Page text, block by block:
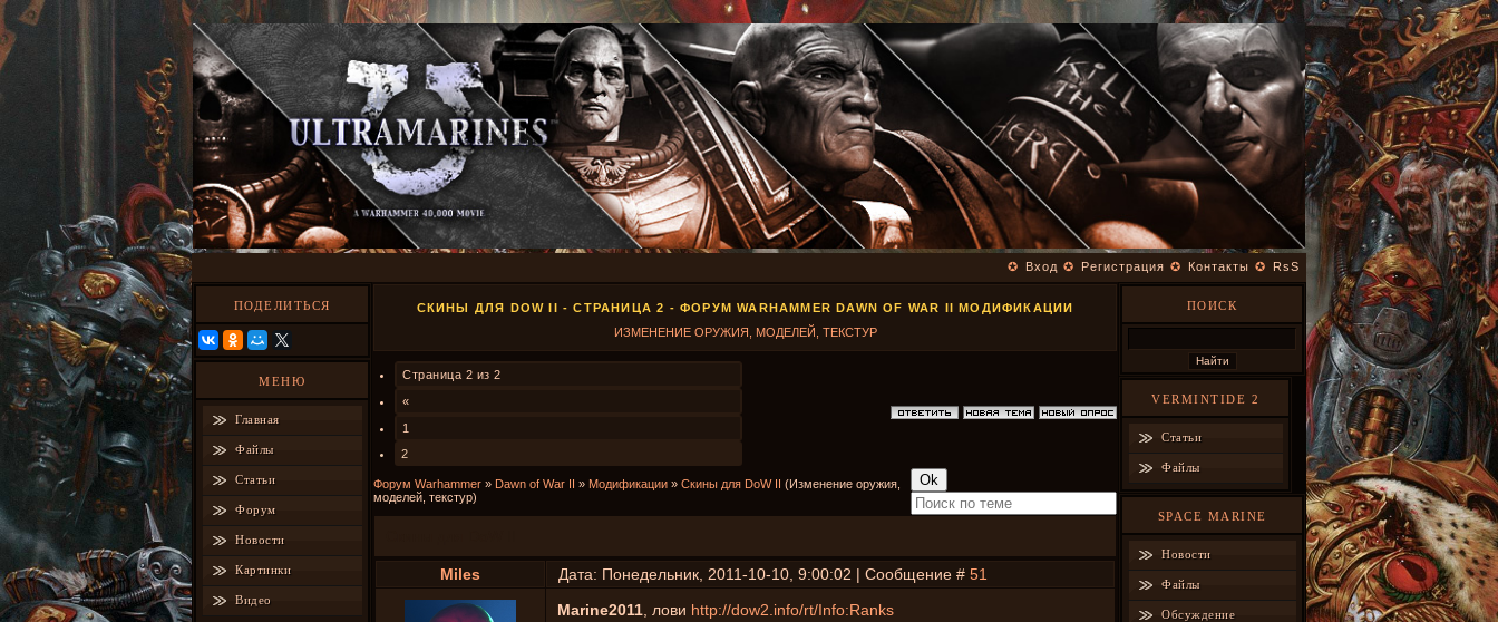
✪ Вход ✪ Регистрация ✪ Контакты ✪ RsS
ПОДЕЛИТЬСЯ
МЕНЮ
Главная
Файлы
Статьи
Форум
Новости
Картинки
Видео
СКИНЫ ДЛЯ DOW II - СТРАНИЦА 2 - ФОРУМ WARHAMMER DAWN OF WAR II МОДИФИКАЦИИ
ИЗМЕНЕНИЕ ОРУЖИЯ, МОДЕЛЕЙ, ТЕКСТУР
Страница 2 из 2
«
1
2
Форум Warhammer » Dawn of War II » Модификации » Скины для DoW II (Изменение оружия,
моделей, текстур)
Miles Дата: Понедельник, 2011-10-10, 9:00:02 | Сообщение # 51
Marine2011 , лови http://dow2.info/rt/Info:Ranks
ПОИСК
VERMINTIDE 2
Статьи
Файлы
SPACE MARINE
Новости
Файлы
Обсуждение